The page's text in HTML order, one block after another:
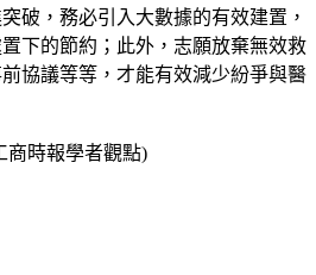
破，務必引入大數據的有效建置，
下的節約；此外，志願放棄無效救
協議等等，才能有效減少紛爭與醫
商時報學者觀點)